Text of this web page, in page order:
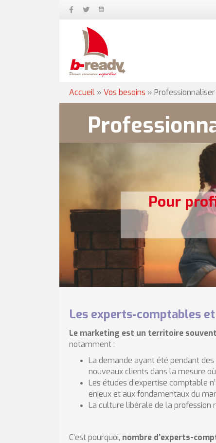
Accueil » Vos besoins »
Pour
Les experts-comptables
Le marketing est un territoire
notamment :
La demande ayant été pendant
nouveaux clients dans la mesure
Les études d’expertise comptable
enjeux et aux fondamentaux du
La culture libérale de la profession
C’est pourquoi, nombre d’experts-